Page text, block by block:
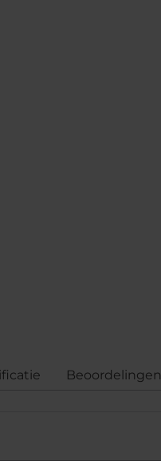
Beoordelingen